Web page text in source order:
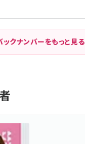
ックナンバーをもっと見る